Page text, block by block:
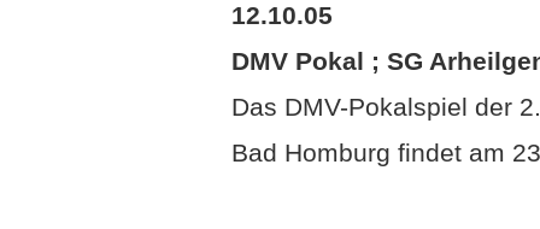
12.10.05
DMV Pokal ; SG
Das DMV-Pokalspiel der
Bad Homburg findet am